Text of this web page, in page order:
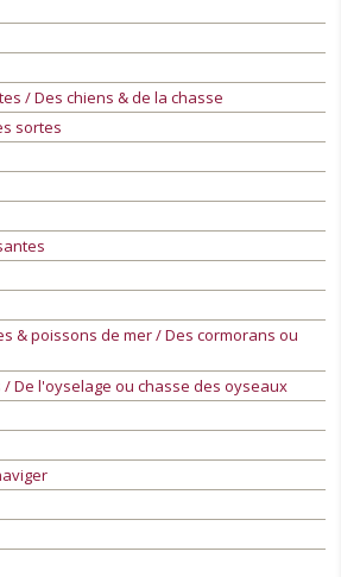
/ Des chiens & de la chasse
sortes
& poissons de mer / Des cormorans ou
/ De l'oyselage ou chasse des oyseaux